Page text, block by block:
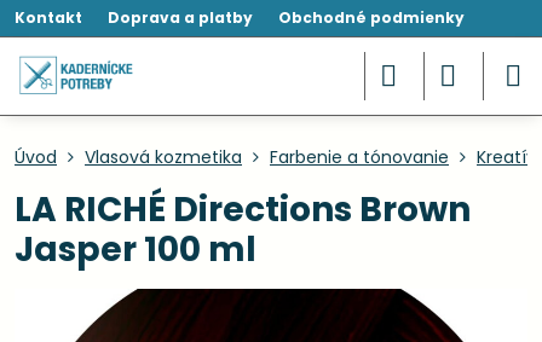
Kontakt Doprava a platby Obchodné podmienky
Úvod Vlasová kozmetika Farbenie a tónovanie
LA RICHÉ Directions Brown
Jasper 100 ml